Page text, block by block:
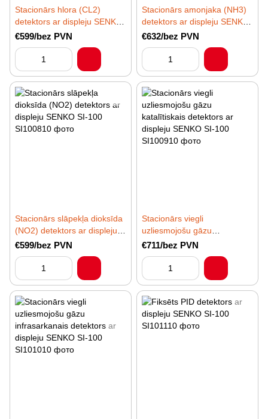
Stacionārs hlora (CL2)
detektors ar displeju SENKO
SI-100
€599/bez PVN
Stacionārs amonjaka (NH3)
detektors ar displeju SENKO
SI-100
€632/bez PVN
Stacionārs slāpekļa dioksīda
(NO2) detektors ar displeju
SENKO SI-100
€599/bez PVN
Stacionārs viegli
uzliesmojošu gāzu
katalītiskais detektors ar
displeju SENKO SI-100
€711/bez PVN